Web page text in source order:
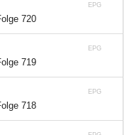
EPG
720
EPG
719
EPG
718